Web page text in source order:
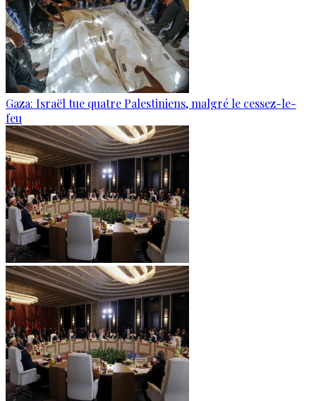
Gaza: Israël tue quatre Palestiniens, malgré le cessez-le-
feu